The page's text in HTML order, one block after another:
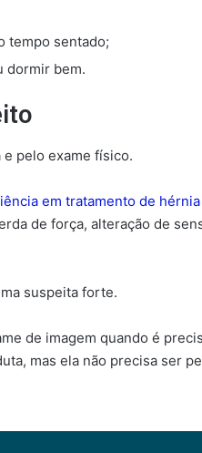
tempo sentado;
dormir bem.
pelo exame físico.
em tratamento de
de força, alteração de
suspeita forte.
de imagem quando é
mas ela não precisa ser